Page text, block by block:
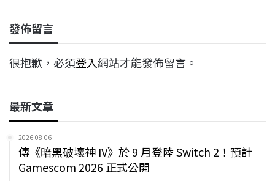
發佈留言
很抱歉，必須登入網站才能發佈留言。
最新文章
2026-08-06
傳《暗黑破壞神 IV》於 9 月登陸 Switch 2！預計
Gamescom 2026 正式公開